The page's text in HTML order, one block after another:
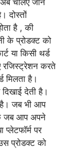
चलिए जान
दोस्तों
है , की
के प्रोडक्ट को
या किसी थर्ड
रजिस्ट्रेशन करते
है।
देती है।
है। जब भी आप
जब आप अपने
पर
प्रोडक्ट को